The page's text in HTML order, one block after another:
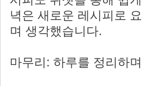
녁은 새로운 레시피로
며 생각했습니다.
마무리: 하루를 정리하며